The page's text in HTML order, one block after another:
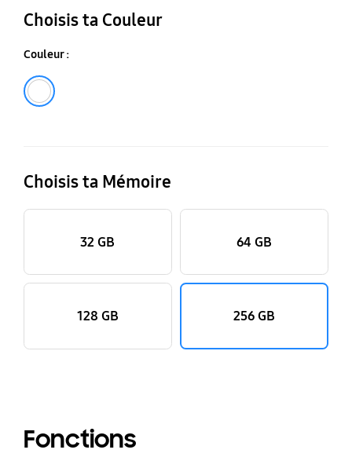
Choisis ta Couleur
Couleur :
Choisis ta Mémoire
32 GB 64 GB
128 GB 256 GB
Fonctions